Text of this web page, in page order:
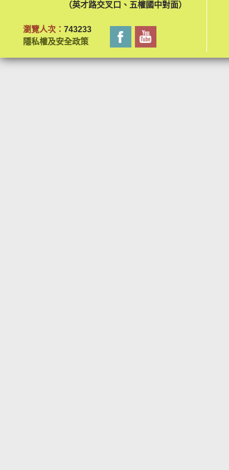
（英才路交叉口、五權國中對面）
瀏覽人次： 743233
隱私權及安全政策